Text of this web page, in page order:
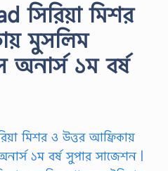
সিরিয়া মিশর
মুসলিম
অনার্স ১ম বর্ষ